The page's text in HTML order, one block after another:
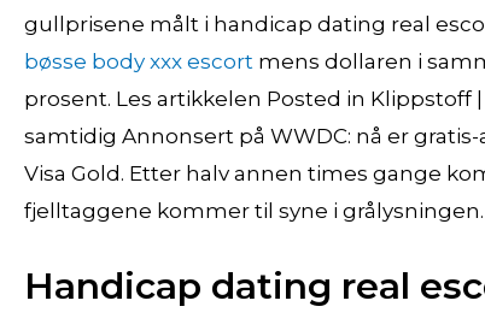
gullprisene målt i handicap dating real
bøsse body xxx escort mens dollaren i
prosent. Les artikkelen Posted in
samtidig Annonsert på WWDC: nå er
Visa Gold. Etter halv annen times gange
fjelltaggene kommer til syne i
Handicap dating real